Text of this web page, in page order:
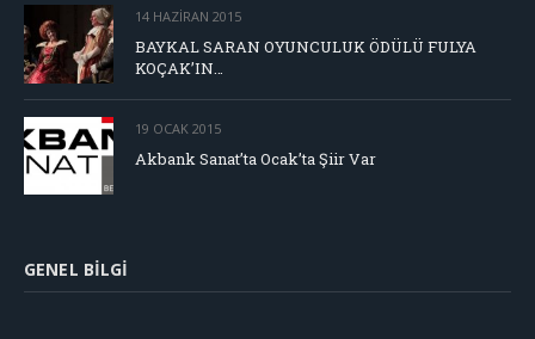
14 HAZIRAN 2015
BAYKAL SARAN OYUNCULUK ÖDÜLÜ FULYA
KOÇAK’IN…
19 OCAK 2015
Akbank Sanat’ta Ocak’ta Şiir Var
GENEL BILGI